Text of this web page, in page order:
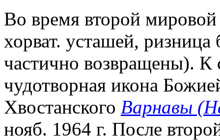
Во время второй
хорват. усташей,
частично возвращены). К
чудотворная икона
Хвостанского Варнавы
нояб. 1964 г. После